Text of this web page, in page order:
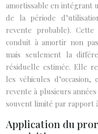
amortissable en intégrant
de la période
revente probable).
conduit à amortir non
mais seulement la
résiduelle estimée. Elle
les véhicules
revente à plusieurs
souvent limité par rapport
Application du